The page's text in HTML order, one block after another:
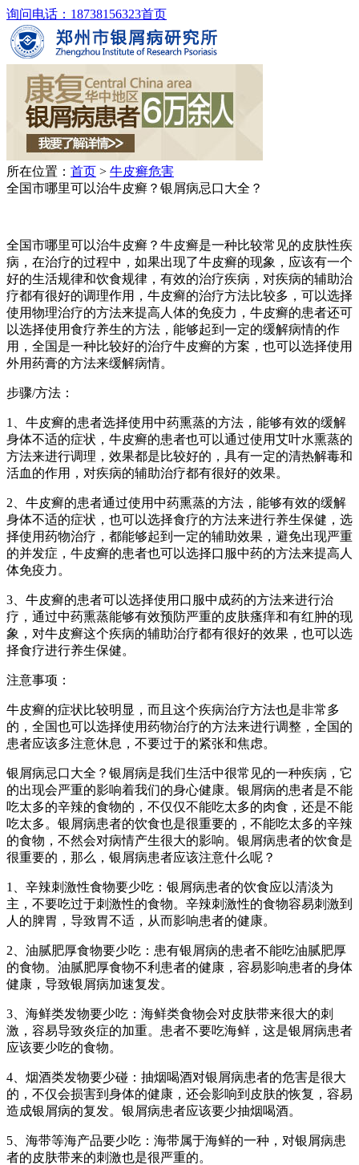
首页
询问电话：18738156323
所在位置： 首页 > 牛皮癣危害
全国市哪里可以治牛皮癣？银屑病忌口大全？
全国市哪里可以治牛皮癣？牛皮癣是一种比较常见的皮肤性疾
病，在治疗的过程中，如果出现了牛皮癣的现象，应该有一个
好的生活规律和饮食规律，有效的治疗疾病，对疾病的辅助治
疗都有很好的调理作用，牛皮癣的治疗方法比较多，可以选择
使用物理治疗的方法来提高人体的免疫力，牛皮癣的患者还可
以选择使用食疗养生的方法，能够起到一定的缓解病情的作
用，全国是一种比较好的治疗牛皮癣的方案，也可以选择使用
外用药膏的方法来缓解病情。
步骤/方法：
1、牛皮癣的患者选择使用中药熏蒸的方法，能够有效的缓解
身体不适的症状，牛皮癣的患者也可以通过使用艾叶水熏蒸的
方法来进行调理，效果都是比较好的，具有一定的清热解毒和
活血的作用，对疾病的辅助治疗都有很好的效果。
2、牛皮癣的患者通过使用中药熏蒸的方法，能够有效的缓解
身体不适的症状，也可以选择食疗的方法来进行养生保健，选
择使用药物治疗，都能够起到一定的辅助效果，避免出现严重
的并发症，牛皮癣的患者也可以选择口服中药的方法来提高人
体免疫力。
3、牛皮癣的患者可以选择使用口服中成药的方法来进行治
疗，通过中药熏蒸能够有效预防严重的皮肤瘙痒和有红肿的现
象，对牛皮癣这个疾病的辅助治疗都有很好的效果，也可以选
择食疗进行养生保健。
注意事项：
牛皮癣的症状比较明显，而且这个疾病治疗方法也是非常多
的，全国也可以选择使用药物治疗的方法来进行调整，全国的
患者应该多注意休息，不要过于的紧张和焦虑。
银屑病忌口大全？银屑病是我们生活中很常见的一种疾病，它
的出现会严重的影响着我们的身心健康。银屑病的患者是不能
吃太多的辛辣的食物的，不仅仅不能吃太多的肉食，还是不能
吃太多。银屑病患者的饮食也是很重要的，不能吃太多的辛辣
的食物，不然会对病情产生很大的影响。银屑病患者的饮食是
很重要的，那么，银屑病患者应该注意什么呢？
1、辛辣刺激性食物要少吃：银屑病患者的饮食应以清淡为
主，不要吃过于刺激性的食物。辛辣刺激性的食物容易刺激到
人的脾胃，导致胃不适，从而影响患者的健康。
2、油腻肥厚食物要少吃：患有银屑病的患者不能吃油腻肥厚
的食物。油腻肥厚食物不利患者的健康，容易影响患者的身体
健康，导致银屑病加速复发。
3、海鲜类发物要少吃：海鲜类食物会对皮肤带来很大的刺
激，容易导致炎症的加重。患者不要吃海鲜，这是银屑病患者
应该要少吃的食物。
4、烟酒类发物要少碰：抽烟喝酒对银屑病患者的危害是很大
的，不仅会损害到身体的健康，还会影响到皮肤的恢复，容易
造成银屑病的复发。银屑病患者应该要少抽烟喝酒。
5、海带等海产品要少吃：海带属于海鲜的一种，对银屑病患
者的皮肤带来的刺激也是很严重的。